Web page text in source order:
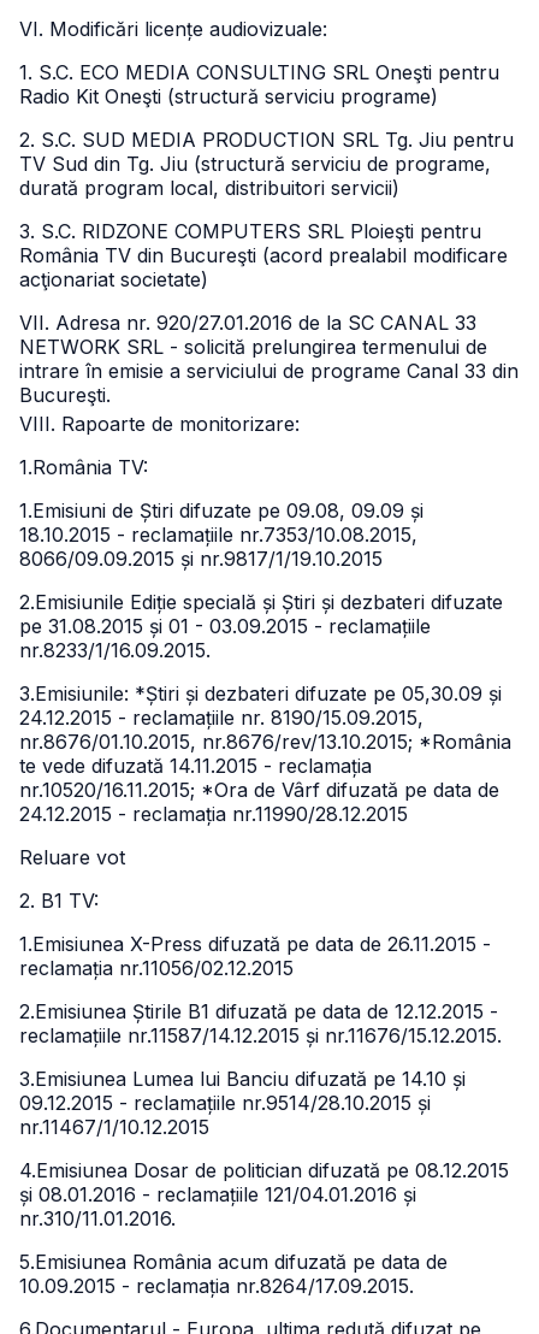
VI. Modificări licențe audiovizuale:
1. S.C. ECO MEDIA CONSULTING SRL Oneşti pentru
Radio Kit Oneşti (structură serviciu programe)
2. S.C. SUD MEDIA PRODUCTION SRL Tg. Jiu pentru
TV Sud din Tg. Jiu (structură serviciu de programe,
durată program local, distribuitori servicii)
3. S.C. RIDZONE COMPUTERS SRL Ploieşti pentru
România TV din Bucureşti (acord prealabil modificare
acţionariat societate)
VII. Adresa nr. 920/27.01.2016 de la SC CANAL 33
NETWORK SRL - solicită prelungirea termenului de
intrare în emisie a serviciului de programe Canal 33 din
Bucureşti.
VIII. Rapoarte de monitorizare:
1.România TV:
1.Emisiuni de Știri difuzate pe 09.08, 09.09 și
18.10.2015 - reclamațiile nr.7353/10.08.2015,
8066/09.09.2015 și nr.9817/1/19.10.2015
2.Emisiunile Ediție specială și Știri și dezbateri difuzate
pe 31.08.2015 și 01 - 03.09.2015 - reclamațiile
nr.8233/1/16.09.2015.
3.Emisiunile: *Știri și dezbateri difuzate pe 05,30.09 și
24.12.2015 - reclamațiile nr. 8190/15.09.2015,
nr.8676/01.10.2015, nr.8676/rev/13.10.2015; *România
te vede difuzată 14.11.2015 - reclamația
nr.10520/16.11.2015; *Ora de Vârf difuzată pe data de
24.12.2015 - reclamația nr.11990/28.12.2015
Reluare vot
2. B1 TV:
1.Emisiunea X-Press difuzată pe data de 26.11.2015 -
reclamația nr.11056/02.12.2015
2.Emisiunea Știrile B1 difuzată pe data de 12.12.2015 -
reclamațiile nr.11587/14.12.2015 și nr.11676/15.12.2015.
3.Emisiunea Lumea lui Banciu difuzată pe 14.10 și
09.12.2015 - reclamațiile nr.9514/28.10.2015 și
nr.11467/1/10.12.2015
4.Emisiunea Dosar de politician difuzată pe 08.12.2015
și 08.01.2016 - reclamațiile 121/04.01.2016 și
nr.310/11.01.2016.
5.Emisiunea România acum difuzată pe data de
10.09.2015 - reclamația nr.8264/17.09.2015.
6.Documentarul - Europa, ultima redută difuzat pe